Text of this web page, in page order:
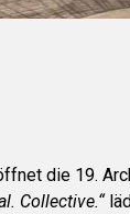
die 19.
Collective.“